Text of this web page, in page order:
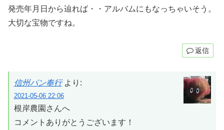
発売年月日から辿れば・・アルバムにもなっちゃいそう。
大切な宝物ですね。
返信
信州パン奉行 より:
2021-05-06 22:06
根岸農園さんへ
コメントありがとうございます！